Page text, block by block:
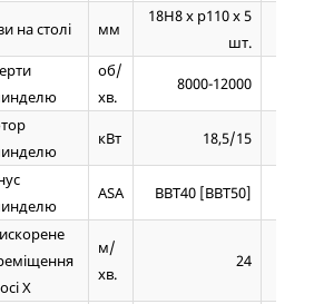
на столі мм
18Н8 х р110 х 5
шт.
об/
хв.
8000-12000
кВт 18,5/15
ASA BBT40 [BBT50]
Х
м/
хв.
24